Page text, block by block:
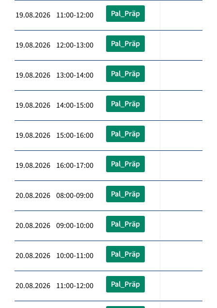
19.08.2026 11:00-12:00 Pal_Präp
19.08.2026 12:00-13:00 Pal_Präp
19.08.2026 13:00-14:00 Pal_Präp
19.08.2026 14:00-15:00 Pal_Präp
19.08.2026 15:00-16:00 Pal_Präp
19.08.2026 16:00-17:00 Pal_Präp
20.08.2026 08:00-09:00 Pal_Präp
20.08.2026 09:00-10:00 Pal_Präp
20.08.2026 10:00-11:00 Pal_Präp
20.08.2026 11:00-12:00 Pal_Präp